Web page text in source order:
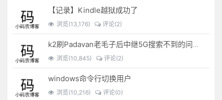
【记录】Kindle越狱成功了
浏览(13,176) 评论(2)
k2刷Padavan老毛子后中继5G搜索不到的问题解决
浏览(10,845) 评论(2)
windows命令行切换用户
浏览(10,216) 评论(0)